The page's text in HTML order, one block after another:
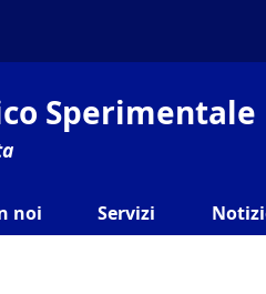
Sperimentale
noi Servizi